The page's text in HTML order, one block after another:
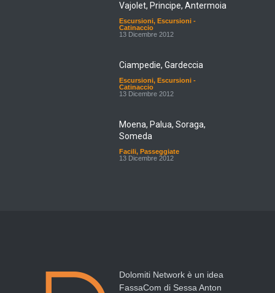
Vajolet, Principe, Antermoia
Escursioni, Escursioni -
Catinaccio
13 Dicembre 2012
Ciampedie, Gardeccia
Escursioni, Escursioni -
Catinaccio
13 Dicembre 2012
Moena, Palua, Soraga,
Someda
Facili, Passeggiate
13 Dicembre 2012
Dolomiti Network è un idea
FassaCom di Sessa Anton